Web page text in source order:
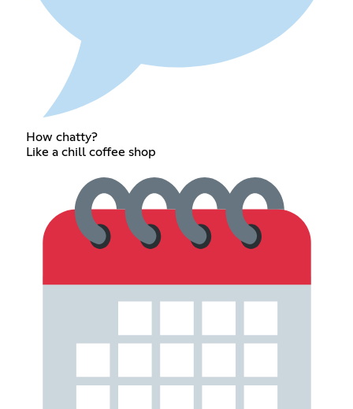
How chatty?
Like a chill coffee shop